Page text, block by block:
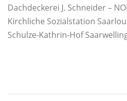
Dachdeckerei J. Schneider –
Kirchliche Sozialstation
Schulze-Kathrin-Hof